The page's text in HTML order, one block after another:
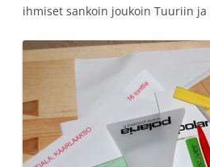
ihmiset sankoin joukoin Tuuriin